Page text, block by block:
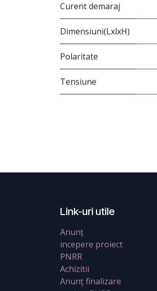
Curent demaraj
Dimensiuni(LxlxH)
Polaritate
Tensiune
Link-uri utile
Anunț
incepere proiect
PNRR
Achizitii
Anunț finalizare